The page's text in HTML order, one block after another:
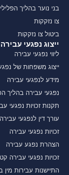
בני נוער בהליך הפלילי
צו נזקקות
ביטול צו נזקקות
ייצוג נפגעי עבירה
ליווי נפגעי עבירה
ייצוג משפחות של
מידע לנפגעי עבירה
נפגעי עבירה בהליך
תקנות זכויות נפגעי
עורך דין לנפגעי עבירה
זכויות נפגעי עבירה
הצהרת נפגע עבירה
זכויות נפגעי עבירה
התיישנות עבירות מין